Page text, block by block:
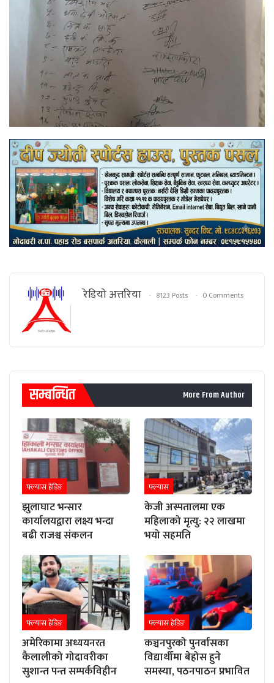
रेडियाे अत्तरिया 8123 Posts 0 Comments
सम्बन्धित More From Author
फ्ल्यास हेडिङ
झुलाघाट भन्सार
कार्यालयद्वारा लक्ष्य भन्दा
बढी राजश्व संकलन
फ्ल्यास
केजी अस्पतालमा एक
महिलाको मृत्यु: २२ लाखमा
भयो सहमति
फ्ल्यास हेडिङ
अमेरिकामा अध्ययनरत
कैलालीको गोदावरीका
सुशान्त पन्त सम्पर्कविहीन
फ्ल्यास हेडिङ
कञ्चनपुरको पुनर्वासका
विद्यार्थीमा बेहोस हुने
समस्या, पठनपाठन प्रभावित